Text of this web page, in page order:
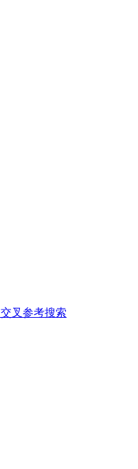
交叉参考搜索